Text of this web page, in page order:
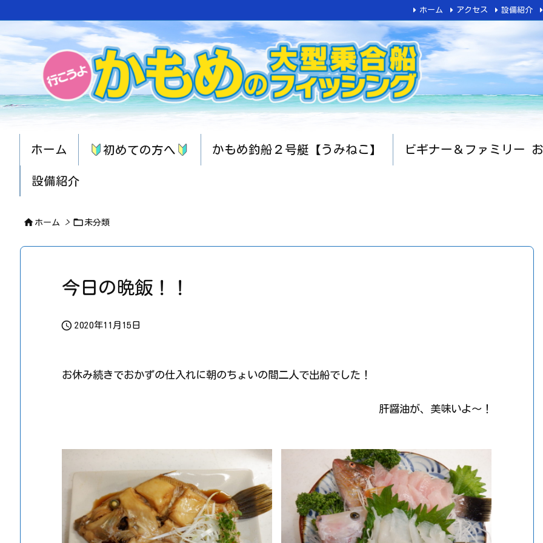
ホーム 初めての方へ かもめ釣船２号艇【うみねこ】 ビギナー＆ファミリー
設備紹介
ホーム アクセス 設備紹介
 ホーム >  未分類
今日の晩飯！！
 2020年11月15日
お休み続きでおかずの仕入れに朝のちょいの間二人で出船でした！
肝醤油が、美味いよ～！